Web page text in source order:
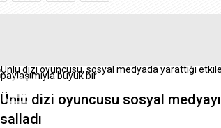
Ünlü dizi oyuncusu sosyal medyayı
salladı